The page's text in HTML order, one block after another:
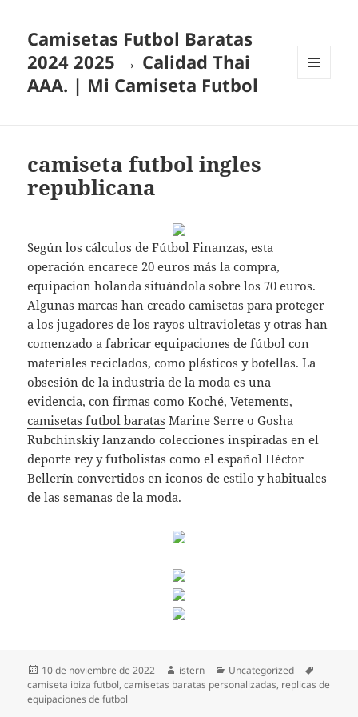
Camisetas Futbol Baratas
2024 2025 → Calidad Thai
AAA. | Mi Camiseta Futbol
camiseta futbol ingles
republicana
Según los cálculos de Fútbol Finanzas, esta
operación encarece 20 euros más la compra,
equipacion holanda situándola sobre los 70 euros.
Algunas marcas han creado camisetas para proteger
a los jugadores de los rayos ultravioletas y otras han
comenzado a fabricar equipaciones de fútbol con
materiales reciclados, como plásticos y botellas. La
obsesión de la industria de la moda es una
evidencia, con firmas como Koché, Vetements,
camisetas futbol baratas Marine Serre o Gosha
Rubchinskiy lanzando colecciones inspiradas en el
deporte rey y futbolistas como el español Héctor
Bellerín convertidos en iconos de estilo y habituales
de las semanas de la moda.
Publicado
el
10 de noviembre de 2022 Autor
istern Categorías
Uncategorized
camiseta ibiza futbol,camisetas baratas personalizadas, replicas de
equipaciones de futbol